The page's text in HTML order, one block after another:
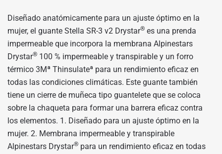
Diseñado anatómicamente para un ajuste óptimo en la
mujer, el guante Stella SR-3 v2 Drystar® es una prenda
impermeable que incorpora la membrana Alpinestars
Drystar® 100 % impermeable y transpirable y un forro
térmico 3Mª Thinsulateª para un rendimiento eficaz en
todas las condiciones climáticas. Este guante también
tiene un cierre de muñeca tipo guantelete que se coloca
sobre la chaqueta para formar una barrera eficaz contra
los elementos. 1. Diseñado para un ajuste óptimo en la
mujer. 2. Membrana impermeable y transpirable
Alpinestars Drystar® para un rendimiento eficaz en todas